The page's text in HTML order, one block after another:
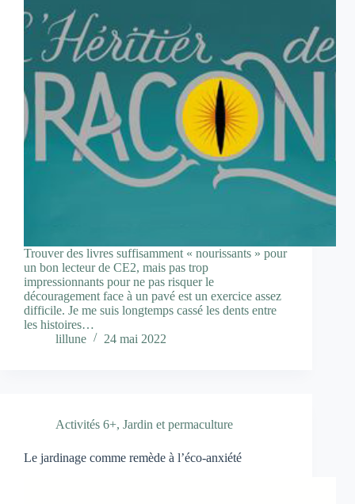
Trouver des livres suffisamment « nourissants » pour
un bon lecteur de CE2, mais pas trop
impressionnants pour ne pas risquer le
découragement face à un pavé est un exercice assez
difficile. Je me suis longtemps cassé les dents entre
les histoires…
lillune
24 mai 2022
Activités 6+, Jardin et permaculture
Le jardinage comme remède à l’éco-anxiété